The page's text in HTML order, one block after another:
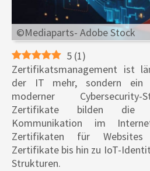
©Mediaparts- Adobe Stock
5 (1)
Zertifikatsmanagement ist
der IT mehr, sondern ein
moderner
Zertifikate bilden die
Kommunikation im
Zertifikaten für Websites
Zertifikate bis hin zu IoT-
Strukturen.